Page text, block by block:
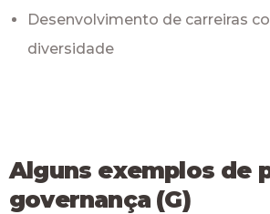
Desenvolvimento de carreiras
diversidade
Alguns exemplos de
governança (G)